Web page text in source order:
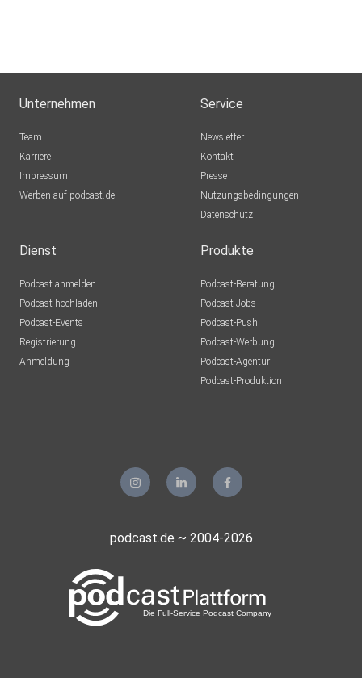
Unternehmen
Team
Karriere
Impressum
Werben auf podcast.de
Service
Newsletter
Kontakt
Presse
Nutzungsbedingungen
Datenschutz
Dienst
Podcast anmelden
Podcast hochladen
Podcast-Events
Registrierung
Anmeldung
Produkte
Podcast-Beratung
Podcast-Jobs
Podcast-Push
Podcast-Werbung
Podcast-Agentur
Podcast-Produktion
podcast.de ~ 2004-2026